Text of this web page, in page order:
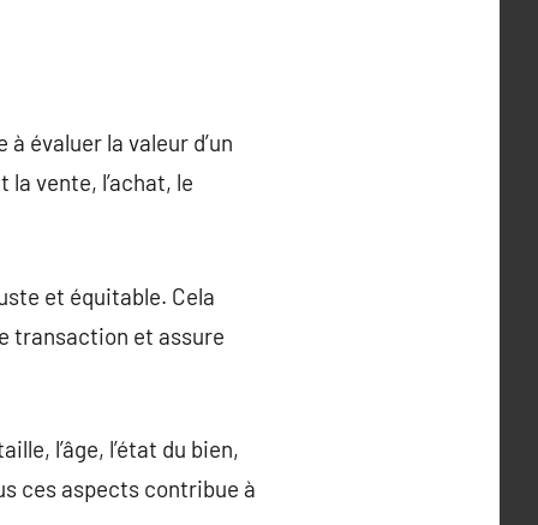
évaluer la valeur d’un
vente, l’achat, le
et équitable. Cela
transaction et assure
l’âge, l’état du bien,
ces aspects contribue à